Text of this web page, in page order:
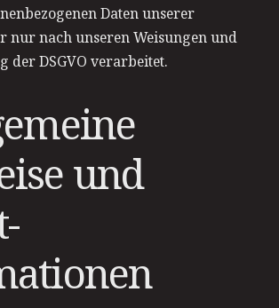
Daten unserer
nur nach unseren Weisungen und
der DSGVO verarbeitet.
und